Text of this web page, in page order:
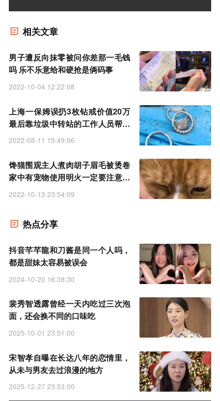
相关文章
男子遭反向抹零被问你差那一毛钱
吗 乐不乐意给和硬抢是俩码事
2022-10-04 12:22:08
上海一保姆误扔3枚钻戒价值20万
最后靠垃圾中转站的工作人员帮忙
成功找到
2022-08-11 15:49:06
馋猫围观主人煮肉胡子眉毛被烫卷
家中有宠物使用明火一定要注意安
全
2022-10-13 23:54:09
热点分享
抖音芊芊龍和刀酱是同一个人吗，
都是甜妹太容易被误会
2024-10-20 16:38:30
裴秀智透露曾经一天内吃过三次泡
面，还会换不同的口味吃
2025-10-01 23:51:00
宋智孝自曝在长达八年的恋情里，
从未与男友去过浪漫的地方
2025-12-27 23:53:00